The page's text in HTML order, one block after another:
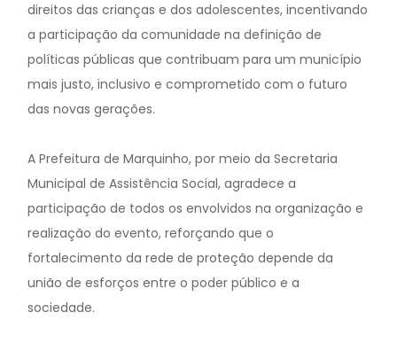
direitos das crianças e dos adolescentes, incentivando
a participação da comunidade na definição de
políticas públicas que contribuam para um município
mais justo, inclusivo e comprometido com o futuro
das novas gerações.
A Prefeitura de Marquinho, por meio da Secretaria
Municipal de Assistência Social, agradece a
participação de todos os envolvidos na organização e
realização do evento, reforçando que o
fortalecimento da rede de proteção depende da
união de esforços entre o poder público e a
sociedade.